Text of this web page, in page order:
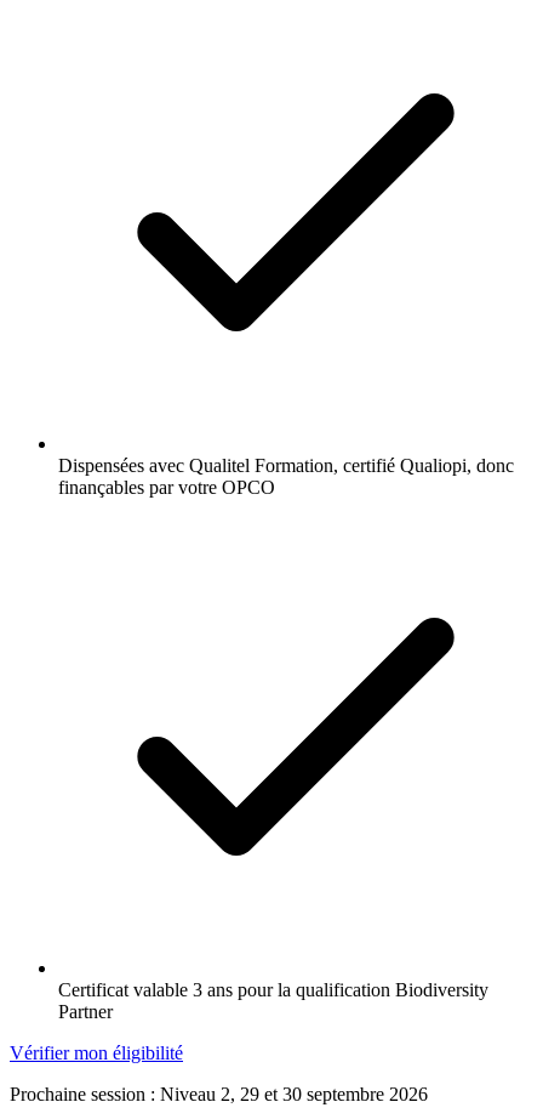
Dispensées avec Qualitel Formation, certifié Qualiopi, donc
finançables par votre OPCO
Certificat valable 3 ans pour la qualification Biodiversity
Partner
Vérifier mon éligibilité
Prochaine session : Niveau 2, 29 et 30 septembre 2026